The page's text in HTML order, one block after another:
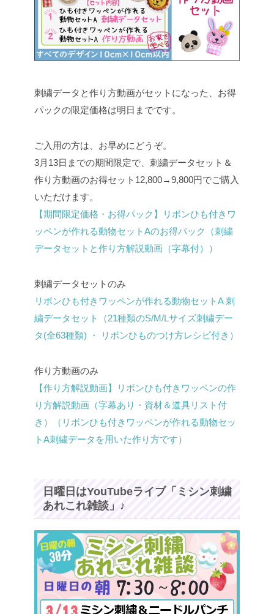
刺繍データと作り方動画がセットになった、お得
パックの限定価格は明日までです。
ご入用の方は、お早めにどうぞ。
3月13日までの期間限定で、刺繍データセット＆
作り方動画のお得セット12,800→9,800円でご購入
いただけます。
【期間限定価格・お得パック】リボンひも付きワ
ッペンが作れる動物セットAのお得パック（刺繍
データセットと作り方解説動画（字幕付））
刺繍データセットのみ
リボンひも付きワッペンが作れる動物セットA 刺
繍データセット（21種類のS/M/Lサイズ刺繍デー
タ(全63種類) ・ リボンひものつけ方レシピ付き）
作り方動画のみ
【作り方解説動画】リボンひも付きワッペンの作
り方解説動画（字幕あり・資材＆道具リスト付
き）（リボンひも付きワッペンが作れる動物セッ
トA刺繍データを用いた作り方です）
日曜日はYouTubeライブ「ミシン刺繍
あれこれ雑談」♪